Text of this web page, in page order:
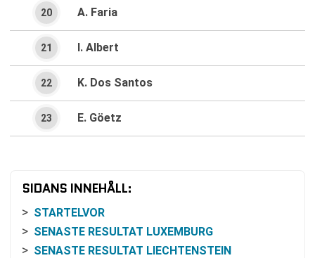
A. Faria
20
I. Albert
21
K. Dos Santos
22
E. Göetz
23
SIDANS INNEHÅLL:
STARTELVOR
SENASTE RESULTAT LUXEMBURG
SENASTE RESULTAT LIECHTENSTEIN